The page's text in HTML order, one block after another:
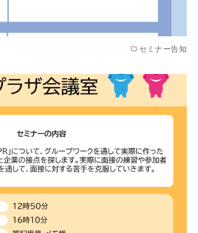
セミナー告知